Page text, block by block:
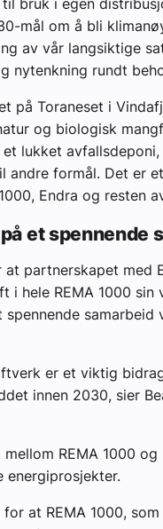
bruk i egen
mål om å bli
av vår langsiktige
nytenkning rundt
på Toraneset i
og biologisk
et lukket
andre formål. Det er
Endra og resten
et spennende
at partnerskapet med
i hele REMA 1000
spennende
er et viktig
innen 2030, sier
mellom REMA 1000
for at REMA 1000,